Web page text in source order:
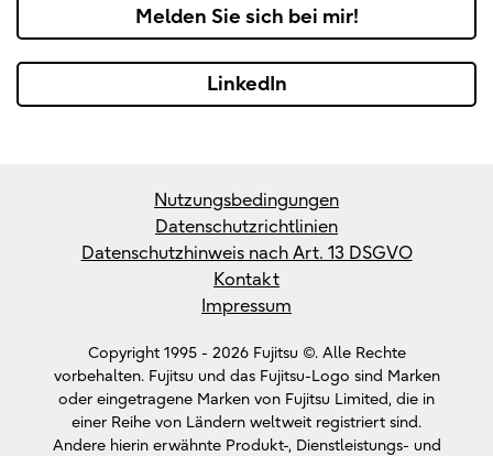
Melden Sie sich bei mir!
LinkedIn
Nutzungsbedingungen
Datenschutzrichtlinien
Datenschutzhinweis nach Art. 13 DSGVO
Kontakt
Impressum
Copyright 1995 - 2026 Fujitsu ©. Alle Rechte
vorbehalten. Fujitsu und das Fujitsu-Logo sind Marken
oder eingetragene Marken von Fujitsu Limited, die in
einer Reihe von Ländern weltweit registriert sind.
Andere hierin erwähnte Produkt-, Dienstleistungs- und